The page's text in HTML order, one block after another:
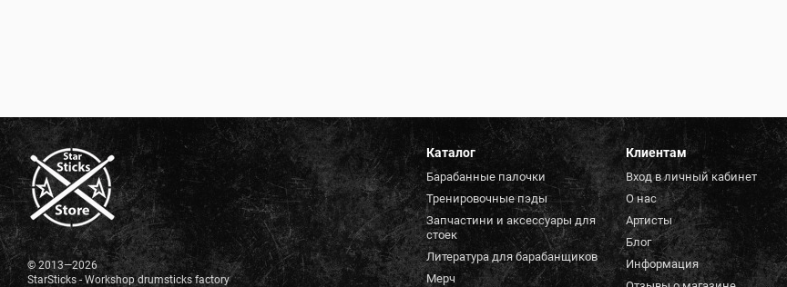
© 2013—2026
StarSticks - Workshop drumsticks factory
Каталог
Барабанные палочки
Тренировочные пэды
Запчастини и аксессуары для
стоек
Литература для барабанщиков
Мерч
Клиентам
Вход в личный кабинет
О нас
Артисты
Блог
Информация